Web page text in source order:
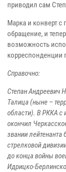
приводил сам
Марка и конверт с
обращение, и
возможность
корреспонденции
Справочно:
Степан Андреевич
Талица (ныне –
области). В РККА с
окончил
звании
стрелковой
до конца войны
Идрицко-